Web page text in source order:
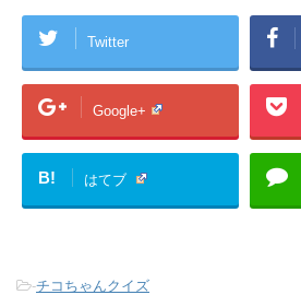
Twitter
Google+
B! はてブ
-チコちゃんクイズ